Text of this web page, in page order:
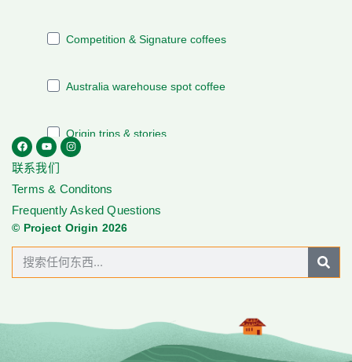
联系我们
Terms & Conditons
Frequently Asked Questions
© Project Origin 2026